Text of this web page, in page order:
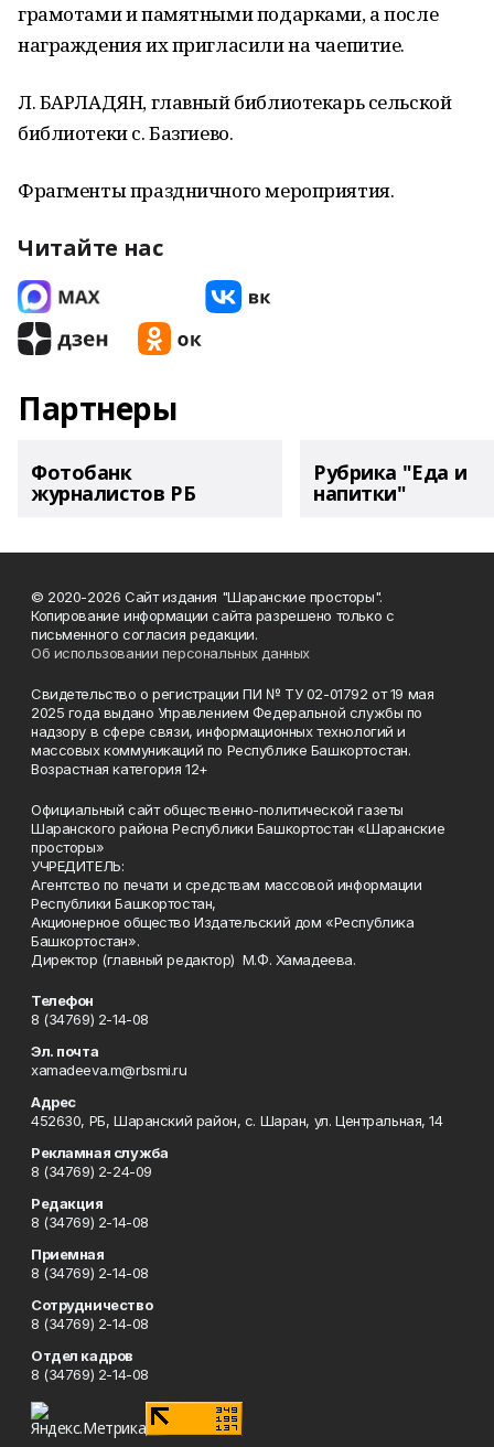
грамотами и памятными подарками, а после
награждения их пригласили на чаепитие.
Л. БАРЛАДЯН, главный библиотекарь сельской
библиотеки с. Базгиево.
Фрагменты праздничного мероприятия.
Читайте нас
Партнеры
Фотобанк
журналистов РБ
Рубрика "Еда и
напитки"
© 2020-2026 Сайт издания "Шаранские просторы".
Копирование информации сайта разрешено только с
письменного согласия редакции.
Об использовании персональных данных
Свидетельство о регистрации ПИ № ТУ 02-01792 от 19 мая
2025 года выдано Управлением Федеральной службы по
надзору в сфере связи, информационных технологий и
массовых коммуникаций по Республике Башкортостан.
Возрастная категория 12+
Официальный сайт общественно-политической газеты
Шаранского района Республики Башкортостан «Шаранские
просторы»
УЧРЕДИТЕЛЬ:
Агентство по печати и средствам массовой информации
Республики Башкортостан,
Акционерное общество Издательский дом «Республика
Башкортостан».
Директор (главный редактор) М.Ф. Хамадеева.
Телефон
8 (34769) 2-14-08
Эл. почта
xamadeeva.m@rbsmi.ru
Адрес
452630, РБ, Шаранский район, с. Шаран, ул. Центральная, 14
Рекламная служба
8 (34769) 2-24-09
Редакция
8 (34769) 2-14-08
Приемная
8 (34769) 2-14-08
Сотрудничество
8 (34769) 2-14-08
Отдел кадров
8 (34769) 2-14-08